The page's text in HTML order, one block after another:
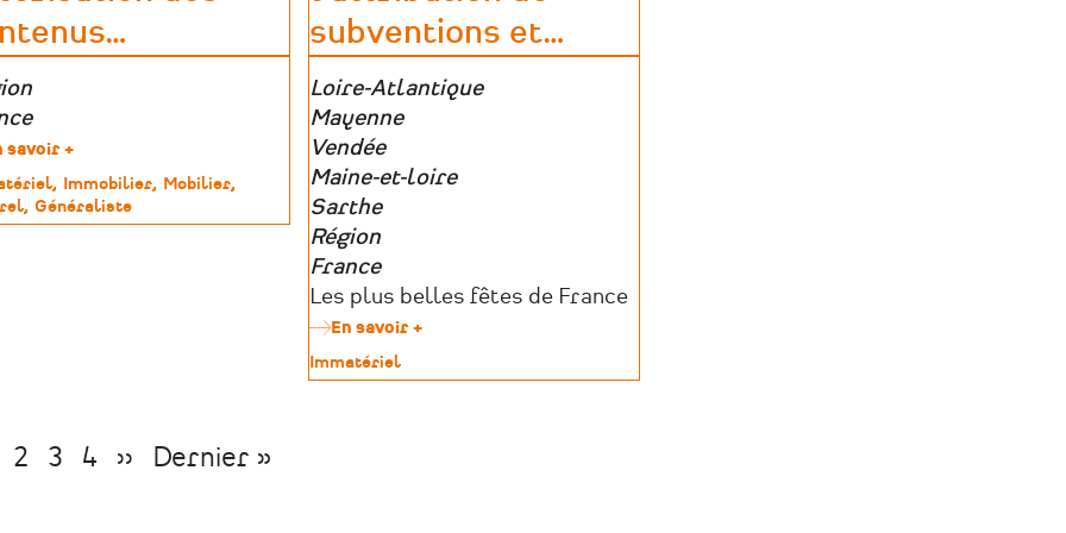
la
biodiversité
…
savoir +sur
Programme
de
numérisation
Immobilier
Mobilier
Généraliste
subventions et…
Zone
géographique
Loire-Atlantique
Mayenne
Vendée
Maine-et-loire
Sarthe
Région
France
Porteurs
d’aides
Les plus belles fêtes de France
En savoir +
Type
de
Immatériel
Page
2 Page
3 Page
4
Page
››
Dernière
Dernier »